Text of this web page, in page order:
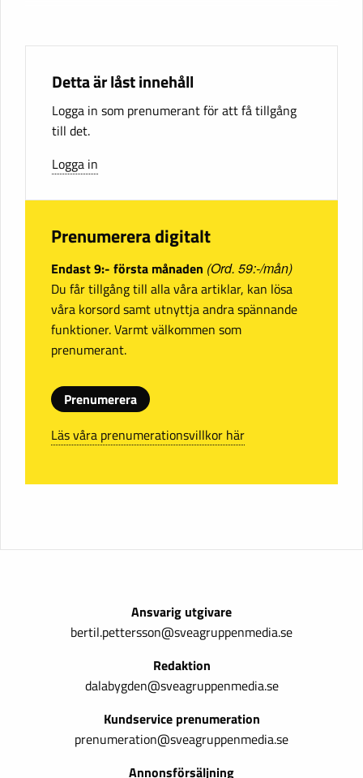
Detta är låst innehåll
Logga in som prenumerant för att få tillgång
till det.
Logga in
Prenumerera digitalt
Endast 9:- första månaden (Ord. 59:-/mån)
Du får tillgång till alla våra artiklar, kan lösa
våra korsord samt utnyttja andra spännande
funktioner. Varmt välkommen som
prenumerant.
Prenumerera
Läs våra prenumerationsvillkor här
Ansvarig utgivare
bertil.pettersson@sveagruppenmedia.se
Redaktion
dalabygden@sveagruppenmedia.se
Kundservice prenumeration
prenumeration@sveagruppenmedia.se
Annonsförsäljning